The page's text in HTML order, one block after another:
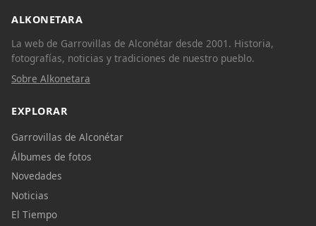
ALKONETARA
La web de Garrovillas de Alconétar desde 2001. Historia,
fotografías, noticias y tradiciones de nuestro pueblo.
Sobre Alkonetara
EXPLORAR
Garrovillas de Alconétar
Álbumes de fotos
Novedades
Noticias
El Tiempo